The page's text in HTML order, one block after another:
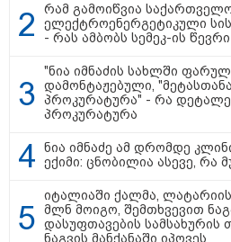
11:16 /
12:56 /
70
ველურ
რამ გამოიწვია
ელექტროენერგეტიკული
- რას ამბობს სემეკ-ის წევრი
"ნია იმნაძის სახლში
დამონტაჟებული,
პროკურატურა" - რა
პროკურატურა
ნია იმნაძე ამ დრომდე
ექიმი: ცნობილია ასევე, რა
იტალიაში ქალმა,
მლნ მოიგო, შემთხვევით
დასუფთავების სამსახურის
ნაგვის მანქანაში იპოვეს